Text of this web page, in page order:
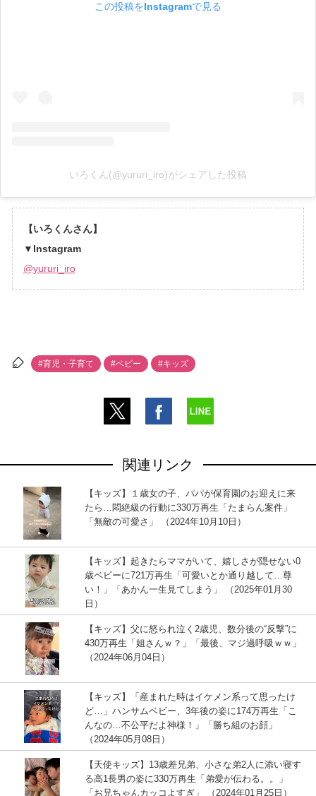
この投稿をInstagramで見る
いろくん(@yururi_iro)がシェアした投稿
【いろくんさん】
▼Instagram
@yururi_iro
#育児・子育て #ベビー #キッズ
関連リンク
【キッズ】１歳女の子、パパが保育園のお迎えに来
たら…悶絶級の行動に330万再生「たまらん案件」
「無敵の可愛さ」 （2024年10月10日）
【キッズ】起きたらママがいて、嬉しさが隠せない0
歳ベビーに721万再生「可愛いとか通り越して…尊
い！」「あかん一生見てしまう」 （2025年01月30
日）
【キッズ】父に怒られ泣く2歳児、数分後の“反撃”に
430万再生「姐さんｗ？」「最後、マジ過呼吸ｗｗ」
（2024年06月04日）
【キッズ】「産まれた時はイケメン系って思ったけ
ど…」ハンサムベビー、3年後の姿に174万再生「こ
んなの…不公平だよ神様！」「勝ち組のお顔」
（2024年05月08日）
【天使キッズ】13歳差兄弟、小さな弟2人に添い寝す
る高1長男の姿に330万再生「弟愛が伝わる。。」
「お兄ちゃんカッコよすぎ」 （2024年01月25日）